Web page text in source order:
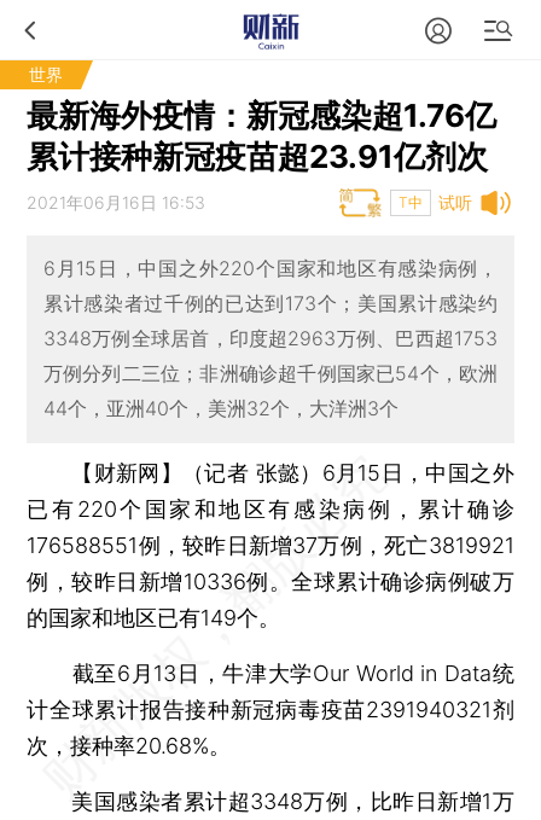
世界
最新海外疫情：新冠感染超1.76亿
累计接种新冠疫苗超23.91亿剂次
试听
2021年06月16日 16:53 T中
6月15日，中国之外220个国家和地区有感染病例，
累计感染者过千例的已达到173个；美国累计感染约
3348万例全球居首，印度超2963万例、巴西超1753
万例分列二三位；非洲确诊超千例国家已54个，欧洲
44个，亚洲40个，美洲32个，大洋洲3个
【财新网】（记者 张懿） 6月15日，中国之外
已有220个国家和地区有感染病例，累计确诊
176588551例，较昨日新增37万例，死亡3819921
例，较昨日新增10336例。全球累计确诊病例破万
的国家和地区已有149个。
截至6月13日，牛津大学Our World in Data统
计全球累计报告接种新冠病毒疫苗2391940321剂
次，接种率20.68%。
美国感染者累计超3348万例，比昨日新增1万